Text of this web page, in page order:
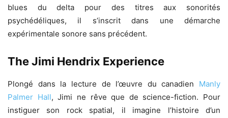
blues du delta pour des titres aux sonorités
psychédéliques, il s’inscrit dans une démarche
expérimentale sonore sans précédent.
The Jimi Hendrix Experience
Plongé dans la lecture de l’œuvre du canadien Manly
Palmer Hall, Jimi ne rêve que de science-fiction. Pour
instiguer son rock spatial, il imagine l’histoire d’un